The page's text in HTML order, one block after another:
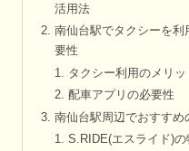
活用法
南仙台駅でタクシーを
要性
タクシー利用のメリッ
配車アプリの必要性
南仙台駅周辺でおすす
S.RIDE(エスライド)の